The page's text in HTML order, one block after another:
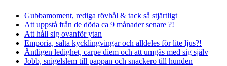
Gubbamoment, rediga rövhål & tack så stjärtligt
Att uppstå från de döda ca 9 månader senare ?!
Att håll sig ovanför ytan
Emporia, salta kycklingvingar och alldeles för lite ljus?!
Äntligen ledighet, carpe diem och att umgås med sig själv
Jobb, snigelslem till pappan och snackero till hunden